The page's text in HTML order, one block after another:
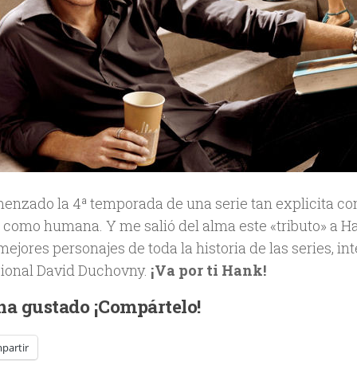
la 4ª temporada de una serie tan explicita
humana. Y me salió del alma este «tributo» a
personajes de toda la historia de las series,
David Duchovny. ¡Va por ti Hank!
gustado ¡Compártelo!